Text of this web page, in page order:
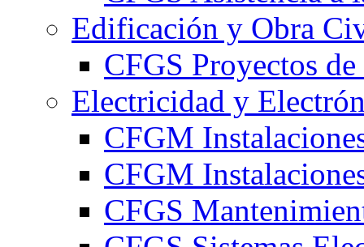
Edificación y Obra
CFGS Proyectos
Electricidad y
CFGM
CFGM
CFGS